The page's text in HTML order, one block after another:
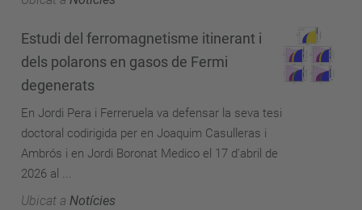
Estudi del ferromagnetisme itinerant i
dels polarons en gasos de Fermi
degenerats
En Jordi Pera i Ferreruela va defensar la seva tesi
doctoral codirigida per en Joaquim Casulleras i
Ambrós i en Jordi Boronat Medico el 17 d’abril de
2026 al ...
Ubicat a Notícies